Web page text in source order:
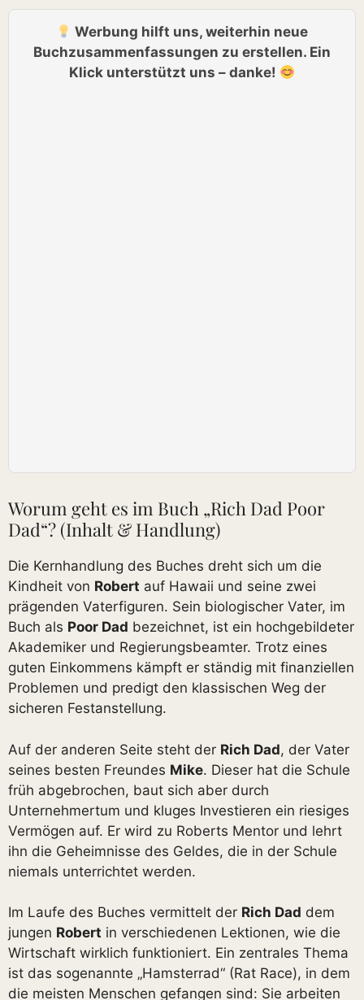
Werbung hilft uns, weiterhin neue
Buchzusammenfassungen zu erstellen. Ein
Klick unterstützt uns – danke!
Worum geht es im Buch „Rich Dad Poor
Dad“? (Inhalt & Handlung)
Die Kernhandlung des Buches dreht sich um die
Kindheit von Robert auf Hawaii und seine zwei
prägenden Vaterfiguren. Sein biologischer Vater, im
Buch als Poor Dad bezeichnet, ist ein hochgebildeter
Akademiker und Regierungsbeamter. Trotz eines
guten Einkommens kämpft er ständig mit finanziellen
Problemen und predigt den klassischen Weg der
sicheren Festanstellung.
Auf der anderen Seite steht der Rich Dad, der Vater
seines besten Freundes Mike. Dieser hat die Schule
früh abgebrochen, baut sich aber durch
Unternehmertum und kluges Investieren ein riesiges
Vermögen auf. Er wird zu Roberts Mentor und lehrt
ihn die Geheimnisse des Geldes, die in der Schule
niemals unterrichtet werden.
Im Laufe des Buches vermittelt der Rich Dad dem
jungen Robert in verschiedenen Lektionen, wie die
Wirtschaft wirklich funktioniert. Ein zentrales Thema
ist das sogenannte „Hamsterrad“ (Rat Race), in dem
die meisten Menschen gefangen sind: Sie arbeiten